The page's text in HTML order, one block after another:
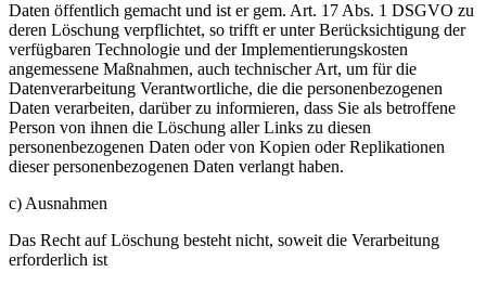
Daten öffentlich gemacht und ist er gem. Art. 17 Abs. 1 DSGVO zu
deren Löschung verpflichtet, so trifft er unter Berücksichtigung der
verfügbaren Technologie und der Implementierungskosten
angemessene Maßnahmen, auch technischer Art, um für die
Datenverarbeitung Verantwortliche, die die personenbezogenen
Daten verarbeiten, darüber zu informieren, dass Sie als betroffene
Person von ihnen die Löschung aller Links zu diesen
personenbezogenen Daten oder von Kopien oder Replikationen
dieser personenbezogenen Daten verlangt haben.
c) Ausnahmen
Das Recht auf Löschung besteht nicht, soweit die Verarbeitung
erforderlich ist